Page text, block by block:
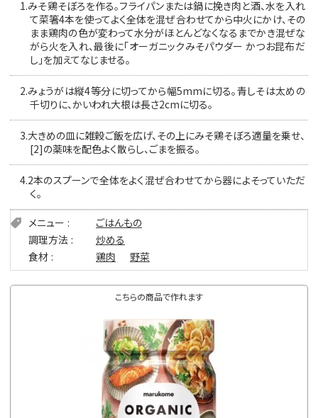
1.みそ鶏そぼろを作る。フライパンまたは鍋に挽き肉と酒、水を入れ
て菜箸4本を使ってよく全体を混ぜ合わせてから中火にかけ、その
まま鶏肉の色が変わって水分がほとんどなくなるまでかき混ぜな
がら火を入れ、最後に「オーガニックみそパウダー かつお昆布だ
し」を加えてなじませる。
2.みょうがは縦4等分に切ってから幅5mmに切る。青しそは太めの
千切りに、かいわれ大根は長さ2cmに切る。
3.大きめの皿に雑穀ご飯を広げ、その上にみそ鶏そぼろ適量を乗せ、
[2]の薬味を配色よく散らし、ごまを振る。
4.2本のスプーンで全体をよく混ぜ合わせてから器によそっていただ
く。
メニュー
ごはんもの
調理方法
炒める
食材
鶏肉 野菜
こちらの商品で作れます